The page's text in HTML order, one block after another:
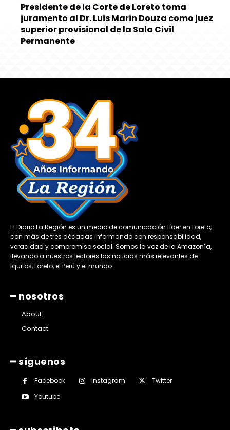
Presidente de la Corte de Loreto toma
juramento al Dr. Luis Marin Douza como juez
superior provisional de la Sala Civil
Permanente
El Diario La Región es un medio de comunicación líder en Loreto,
con más de tres décadas informando con responsabilidad,
veracidad y compromiso social. Somos la voz de la Amazonía,
llevando a nuestros lectores las noticias más relevantes de
Iquitos, Loreto, el Perú y el mundo.
━ nosotros
About
Contact
━ síguenos
Facebook Instagram
Twitter
Youtube